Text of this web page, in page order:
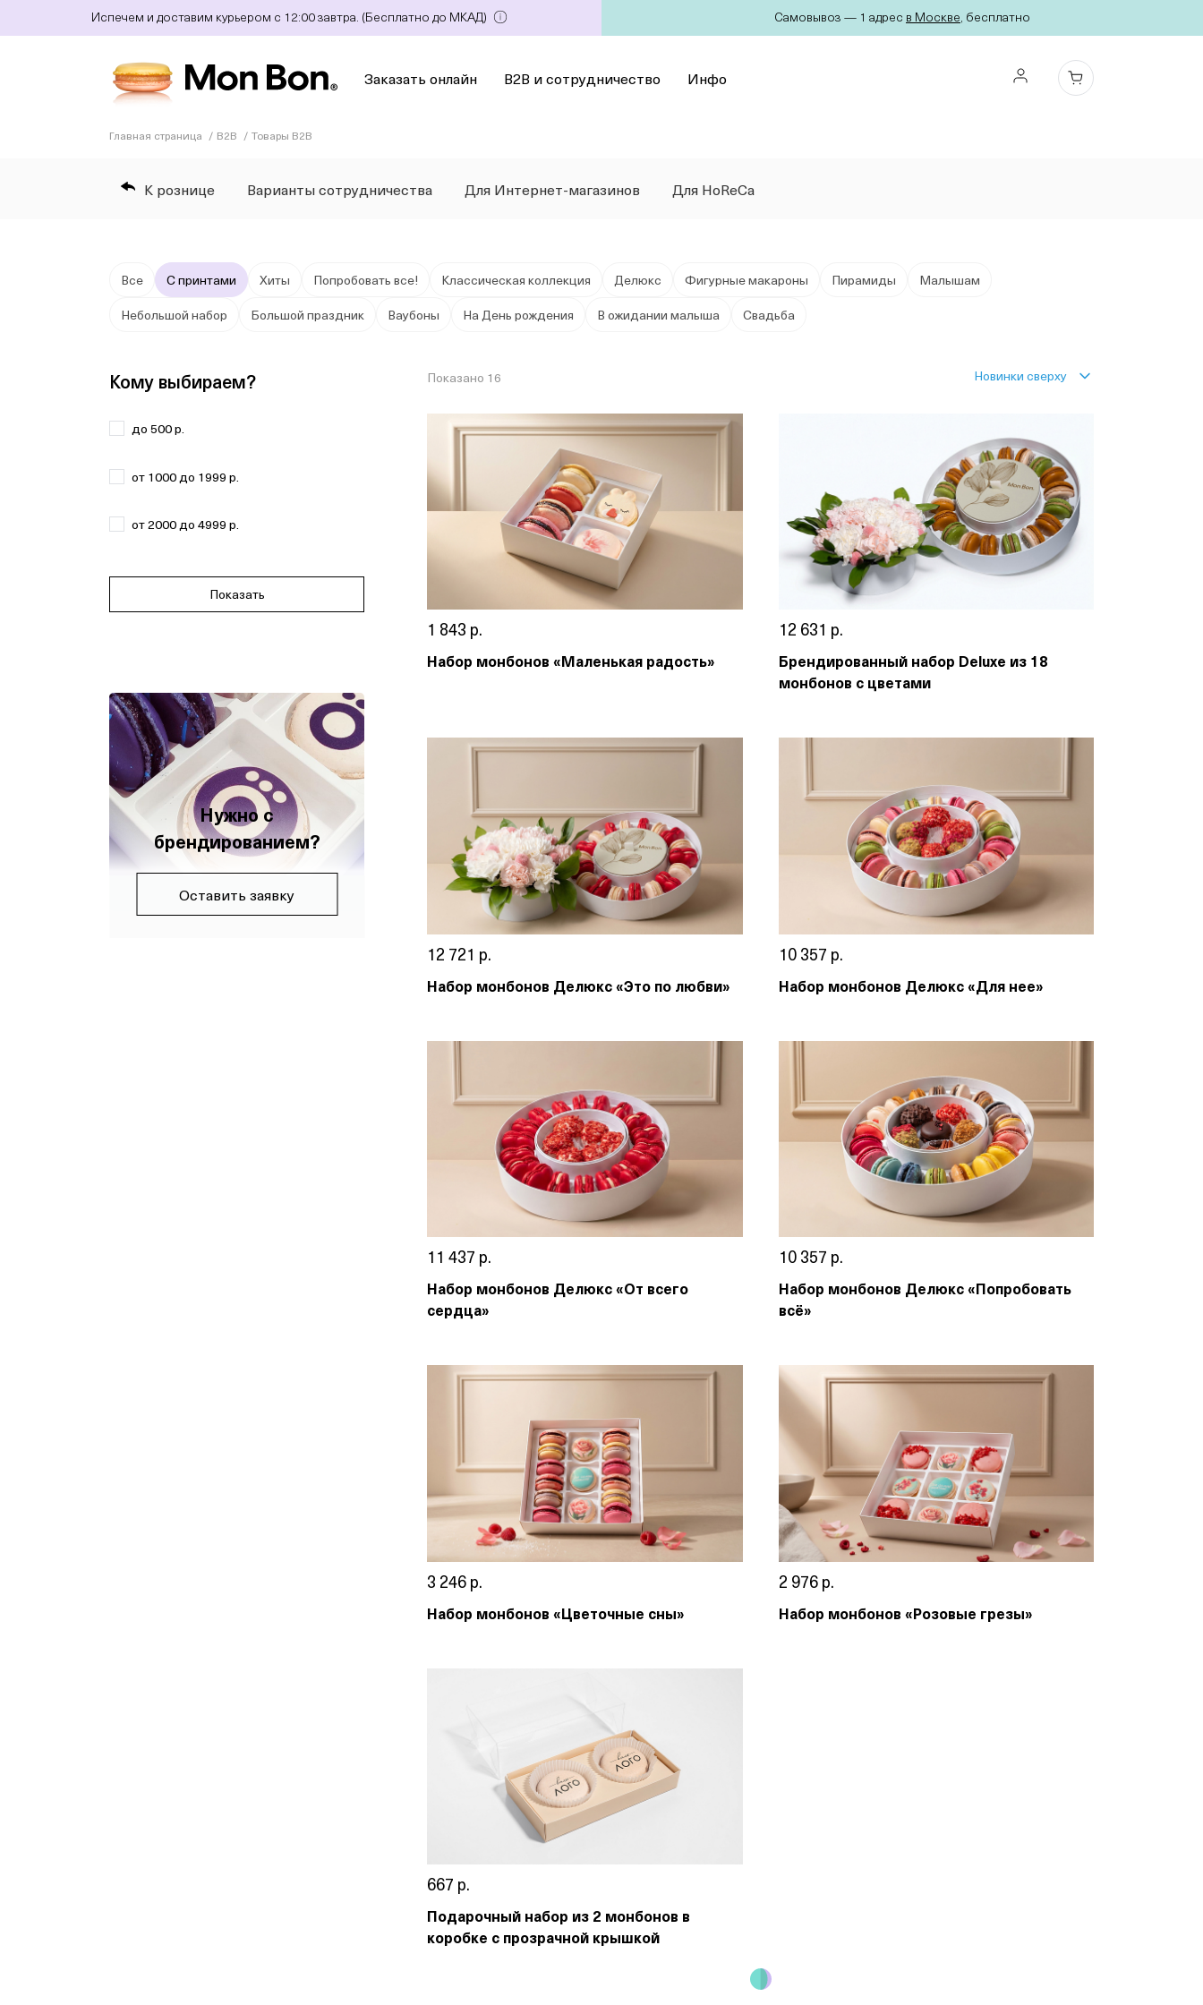
Испечем и доставим курьером с 12:00 завтра. (Бесплатно до МКАД) Самовывоз — 1 адрес в Москве, бесплатно
Заказать онлайн B2B и сотрудничество Инфо
Главная страница B2B Товары B2B
К рознице Варианты сотрудничества Для Интернет-магазинов Для HoReCa
Все Хиты Попробовать все! Классическая коллекция Делюкс Фигурные макароны Пирамиды
Малышам
Небольшой набор
Большой праздник Ваубоны
С принтами
На День рождения
В ожидании малыша Свадьба
Кому выбираем?
до 500 р.
от 1000 до 1999 р.
от 2000 до 4999 р.
Показать
Нужно с
брендированием?
Оставить заявку
Показано 16 Новинки сверху
1 843 р.
Набор монбонов «Маленькая радость»
12 631 р.
Брендированный набор Deluxe из 18
монбонов с цветами
12 721 р.
Набор монбонов Делюкс «Это по любви»
10 357 р.
Набор монбонов Делюкс «Для нее»
11 437 р.
Набор монбонов Делюкс «От всего
сердца»
10 357 р.
Набор монбонов Делюкс «Попробовать
всё»
3 246 р.
Набор монбонов «Цветочные сны»
2 976 р.
Набор монбонов «Розовые грезы»
667 р.
Подарочный набор из 2 монбонов в
коробке с прозрачной крышкой